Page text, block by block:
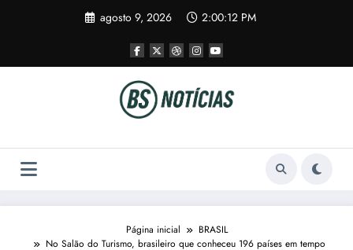
agosto 9, 2026 2:00:12 PM
Página inicial
BRASIL
No Salão do Turismo, brasileiro que conheceu 196 países em tempo